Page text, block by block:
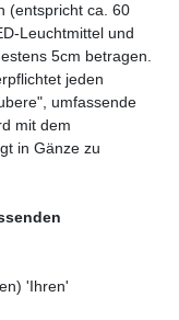
(entspricht ca. 60
Leuchtmittel und
5cm betragen.
jeden
umfassende
mit dem
in Gänze zu
'Ihren'